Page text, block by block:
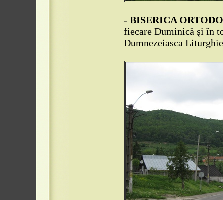
- BISERICA
fiecare Duminică şi în
Dumnezeiasca